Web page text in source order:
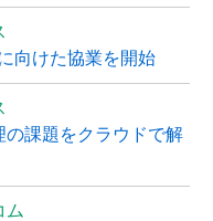
向けた協業を開始
の課題をクラウドで解
ム